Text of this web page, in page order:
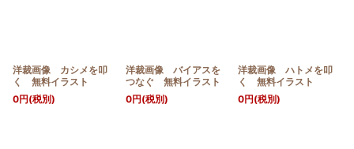
洋裁画像 カシメを叩
く 無料イラスト
0円(税別)
洋裁画像 バイアスを
つなぐ 無料イラスト
0円(税別)
洋裁画像 ハトメを叩
く 無料イラスト
0円(税別)